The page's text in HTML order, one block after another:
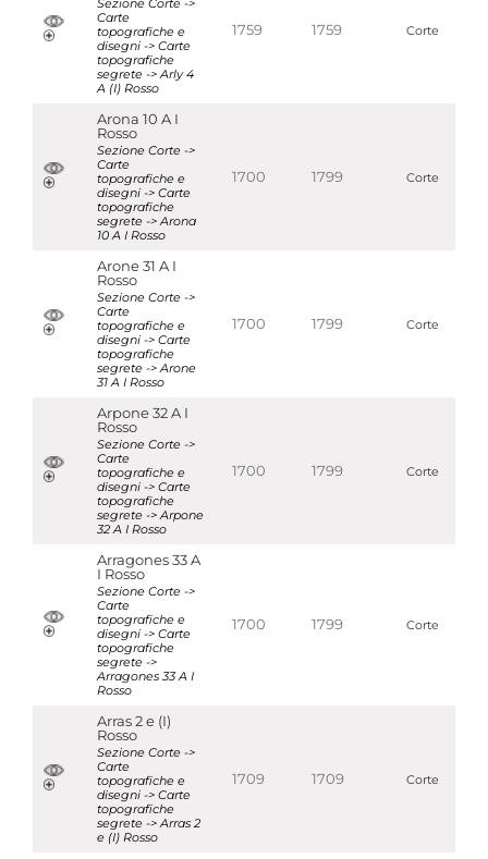
Sezione Corte ->
Carte
topografiche e
disegni -> Carte
topografiche
segrete -> Arly 4
A (I) Rosso
1759 1759 Corte
Arona 10 A I
Rosso
Sezione Corte ->
Carte
topografiche e
disegni -> Carte
topografiche
segrete -> Arona
10 A I Rosso
1700 1799 Corte
Arone 31 A I
Rosso
Sezione Corte ->
Carte
topografiche e
disegni -> Carte
topografiche
segrete -> Arone
31 A I Rosso
1700 1799 Corte
Arpone 32 A I
Rosso
Sezione Corte ->
Carte
topografiche e
disegni -> Carte
topografiche
segrete -> Arpone
32 A I Rosso
1700 1799 Corte
Arragones 33 A
I Rosso
Sezione Corte ->
Carte
topografiche e
disegni -> Carte
topografiche
segrete ->
Arragones 33 A I
Rosso
1700 1799 Corte
Arras 2 e (I)
Rosso
Sezione Corte ->
Carte
topografiche e
disegni -> Carte
topografiche
segrete -> Arras 2
e (I) Rosso
1709 1709 Corte